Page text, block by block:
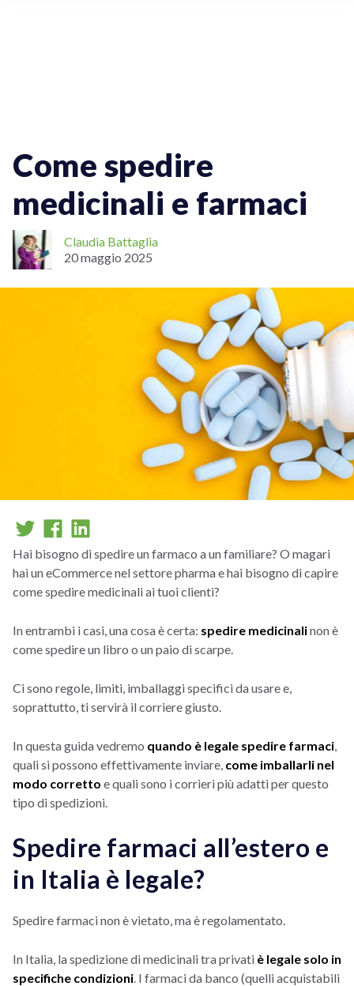
Come spedire
medicinali e farmaci
Claudia Battaglia
20 maggio 2025
Hai bisogno di spedire un farmaco a un familiare? O magari
hai un eCommerce nel settore pharma e hai bisogno di capire
come spedire medicinali ai tuoi clienti?
In entrambi i casi, una cosa è certa: spedire medicinalinon è
come spedire un libro o un paio di scarpe.
Ci sono regole, limiti, imballaggi specifici da usare e,
soprattutto, ti servirà il corriere giusto.
In questa guida vedremo quando è legale spedire farmaci
quali si possono effettivamente inviare, come imballarli nel
modo corretto e quali sono i corrieri più adatti per questo
tipo di spedizioni.
Spedire farmaci all’estero e
in Italia è legale?
Spedire farmaci non è vietato, ma è regolamentato.
In Italia, la spedizione di medicinali tra privati è legale solo in
specifiche condizioni . I farmaci da banco (quelli acquistabili